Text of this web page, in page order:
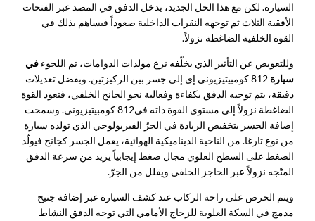
السيارة. لكن مع هذا الحل الجديد، يدخل الدفق في المصد عبر الفتحات
الأفقية الثلاث ثم توجهه النقرات الداخلية صعوداً فيساهم بذلك في
القوة الخلفية الضاغطة نزولاً.
وللتعويض عن التأثير الذي يخلّفه نزع مولدات الدوامات، تم اللجوء في
سيارة
812 كومبيتيزيوني إي إلى جسر بين الركيزتين. وبفضل تعديلات
دقيقة، يتم توجيه الدفق بكفاءة وفعالية نحو الجانح الخلفي، فتعود القوة
الضاغطة نزولاً إلى مستوى القوة ذاته في
812 كومبيتيزيوني. وسمحت
إضافة الجسر بتخفيض الزيادة في الجرّ الفيزيولوجي الذي تولده سيارة
من نوع تارغا. من الناحية الديناميكية الهوائية، يعمل الجسر كجانح فيولّد
الضغط على السطح العلوي مجال ضغط إيجابياً يزيد من سرعة الدفق
المتّجه نزولاً عبر الحاجز الخلفي ويقلل من الجرّ.
ويتم الحرص على راحة الركاب عند كشف السيارة عبر إضافة جنيح
مدمج في السكة العلوية للزجاج الأمامي التي توجه الدفق النشاط